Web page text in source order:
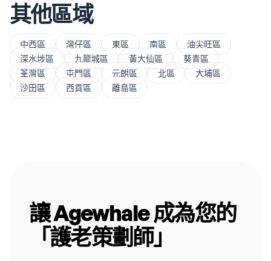
其他區域
中西區 灣仔區 東區 南區
油尖旺區
深水埗區
九龍城區 黃大仙區
葵青區
荃灣區
屯門區 元朗區 北區
大埔區
沙田區
西貢區 離島區
讓 Agewhale 成為您的
「護老策劃師」